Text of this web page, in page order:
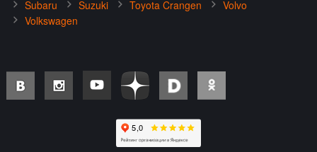
Subaru
Suzuki Toyota Crangen
Volvo
Volkswagen